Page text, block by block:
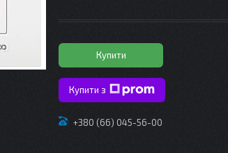
Купити
Купити з
+380 (66) 045-56-00